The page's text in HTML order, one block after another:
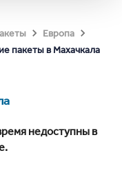
Европа
пакеты в Махачкала
недоступны в